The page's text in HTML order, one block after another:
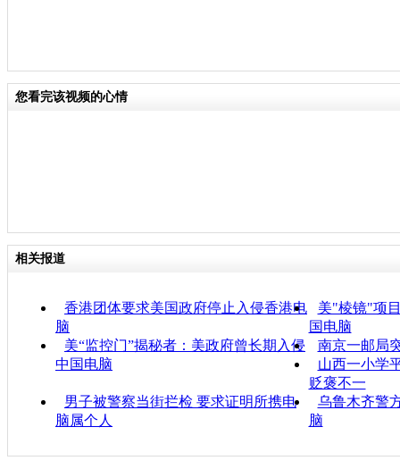
您看完该视频的心情
相关报道
香港团体要求美国政府停止入侵香港电
脑
美"棱镜"项
国电脑
美“监控门”揭秘者：美政府曾长期入侵
中国电脑
南京一邮局
山西一小学
贬褒不一
男子被警察当街拦检 要求证明所携电
脑属个人
乌鲁木齐警
脑